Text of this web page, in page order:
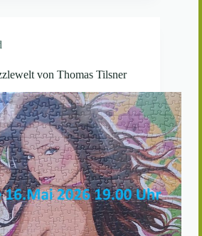
von Thomas Tilsner